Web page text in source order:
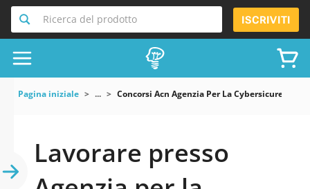
Ricerca del prodotto ISCRIVITI
Pagina iniziale ... Concorsi Acn Agenzia Per La Cybersicurezza
Lavorare presso